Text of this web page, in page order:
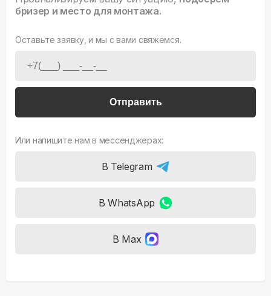
бризер и место для монтажа.
Оставьте заявку, и мы с вами свяжемся.
Отправить
Или напишите нам в мессенджерах:
В Telegram
В WhatsApp
В Max